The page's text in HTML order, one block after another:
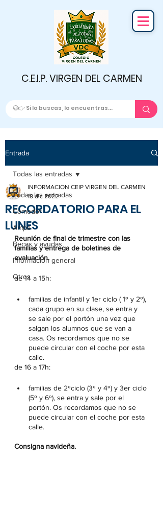
C.E.I.P. VIRGEN DEL CARMEN
Entrada
Todas las entradas
Comedor
Ampa
Becas y ayudas
Información general
Otros
Todas las entradas
RECORDATORIO PARA EL
LUNES
INFORMACION CEIP VIRGEN DEL CARMEN
18 dic 2022
Reunión de final de trimestre con las
familias y entrega de boletines de
evaluación.
de 14 a 15h:
familias de infantil y 1er ciclo ( 1º y 2º),
cada grupo en su clase, se entra y
se sale por el portón una vez que
salgan los alumnos que se van a
casa. Os recordamos que no se
puede circular con el coche por esta
calle.
de 16 a 17h:
familias de 2ºciclo (3º y 4º) y 3er ciclo
(5º y 6º), se entra y sale por el
portón. Os recordamos que no se
puede circular con el coche por esta
calle.
Consigna navideña.